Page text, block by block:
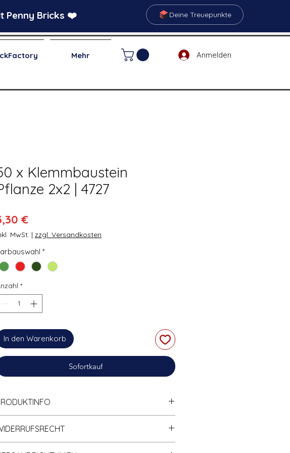
Penny Bricks ❤️ Deine Treuepunkte
Mehr Anmelden
x Klemmbaustein
2x2 | 4727
€Preis
MwSt. | zzgl. Versandkosten
*
*
In den Warenkorb
Sofortkauf
Klemmbausteinmarken.
Hohe Qualität; Hohe Klemmkraft;